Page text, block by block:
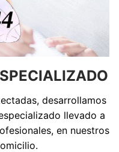
desarrollamos
llevado a
en nuestros